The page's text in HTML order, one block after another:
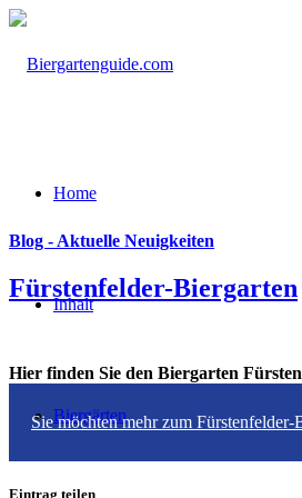
Home
Inhalt
Biergärten
Blog - Aktuelle Neuigkeiten
Fürstenfelder-Biergarten
Hier finden Sie den Biergarten
Sie möchten mehr zum
Eintrag teilen